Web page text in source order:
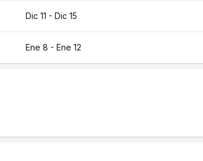
Dic 11 - Dic 15
Ene 8 - Ene 12